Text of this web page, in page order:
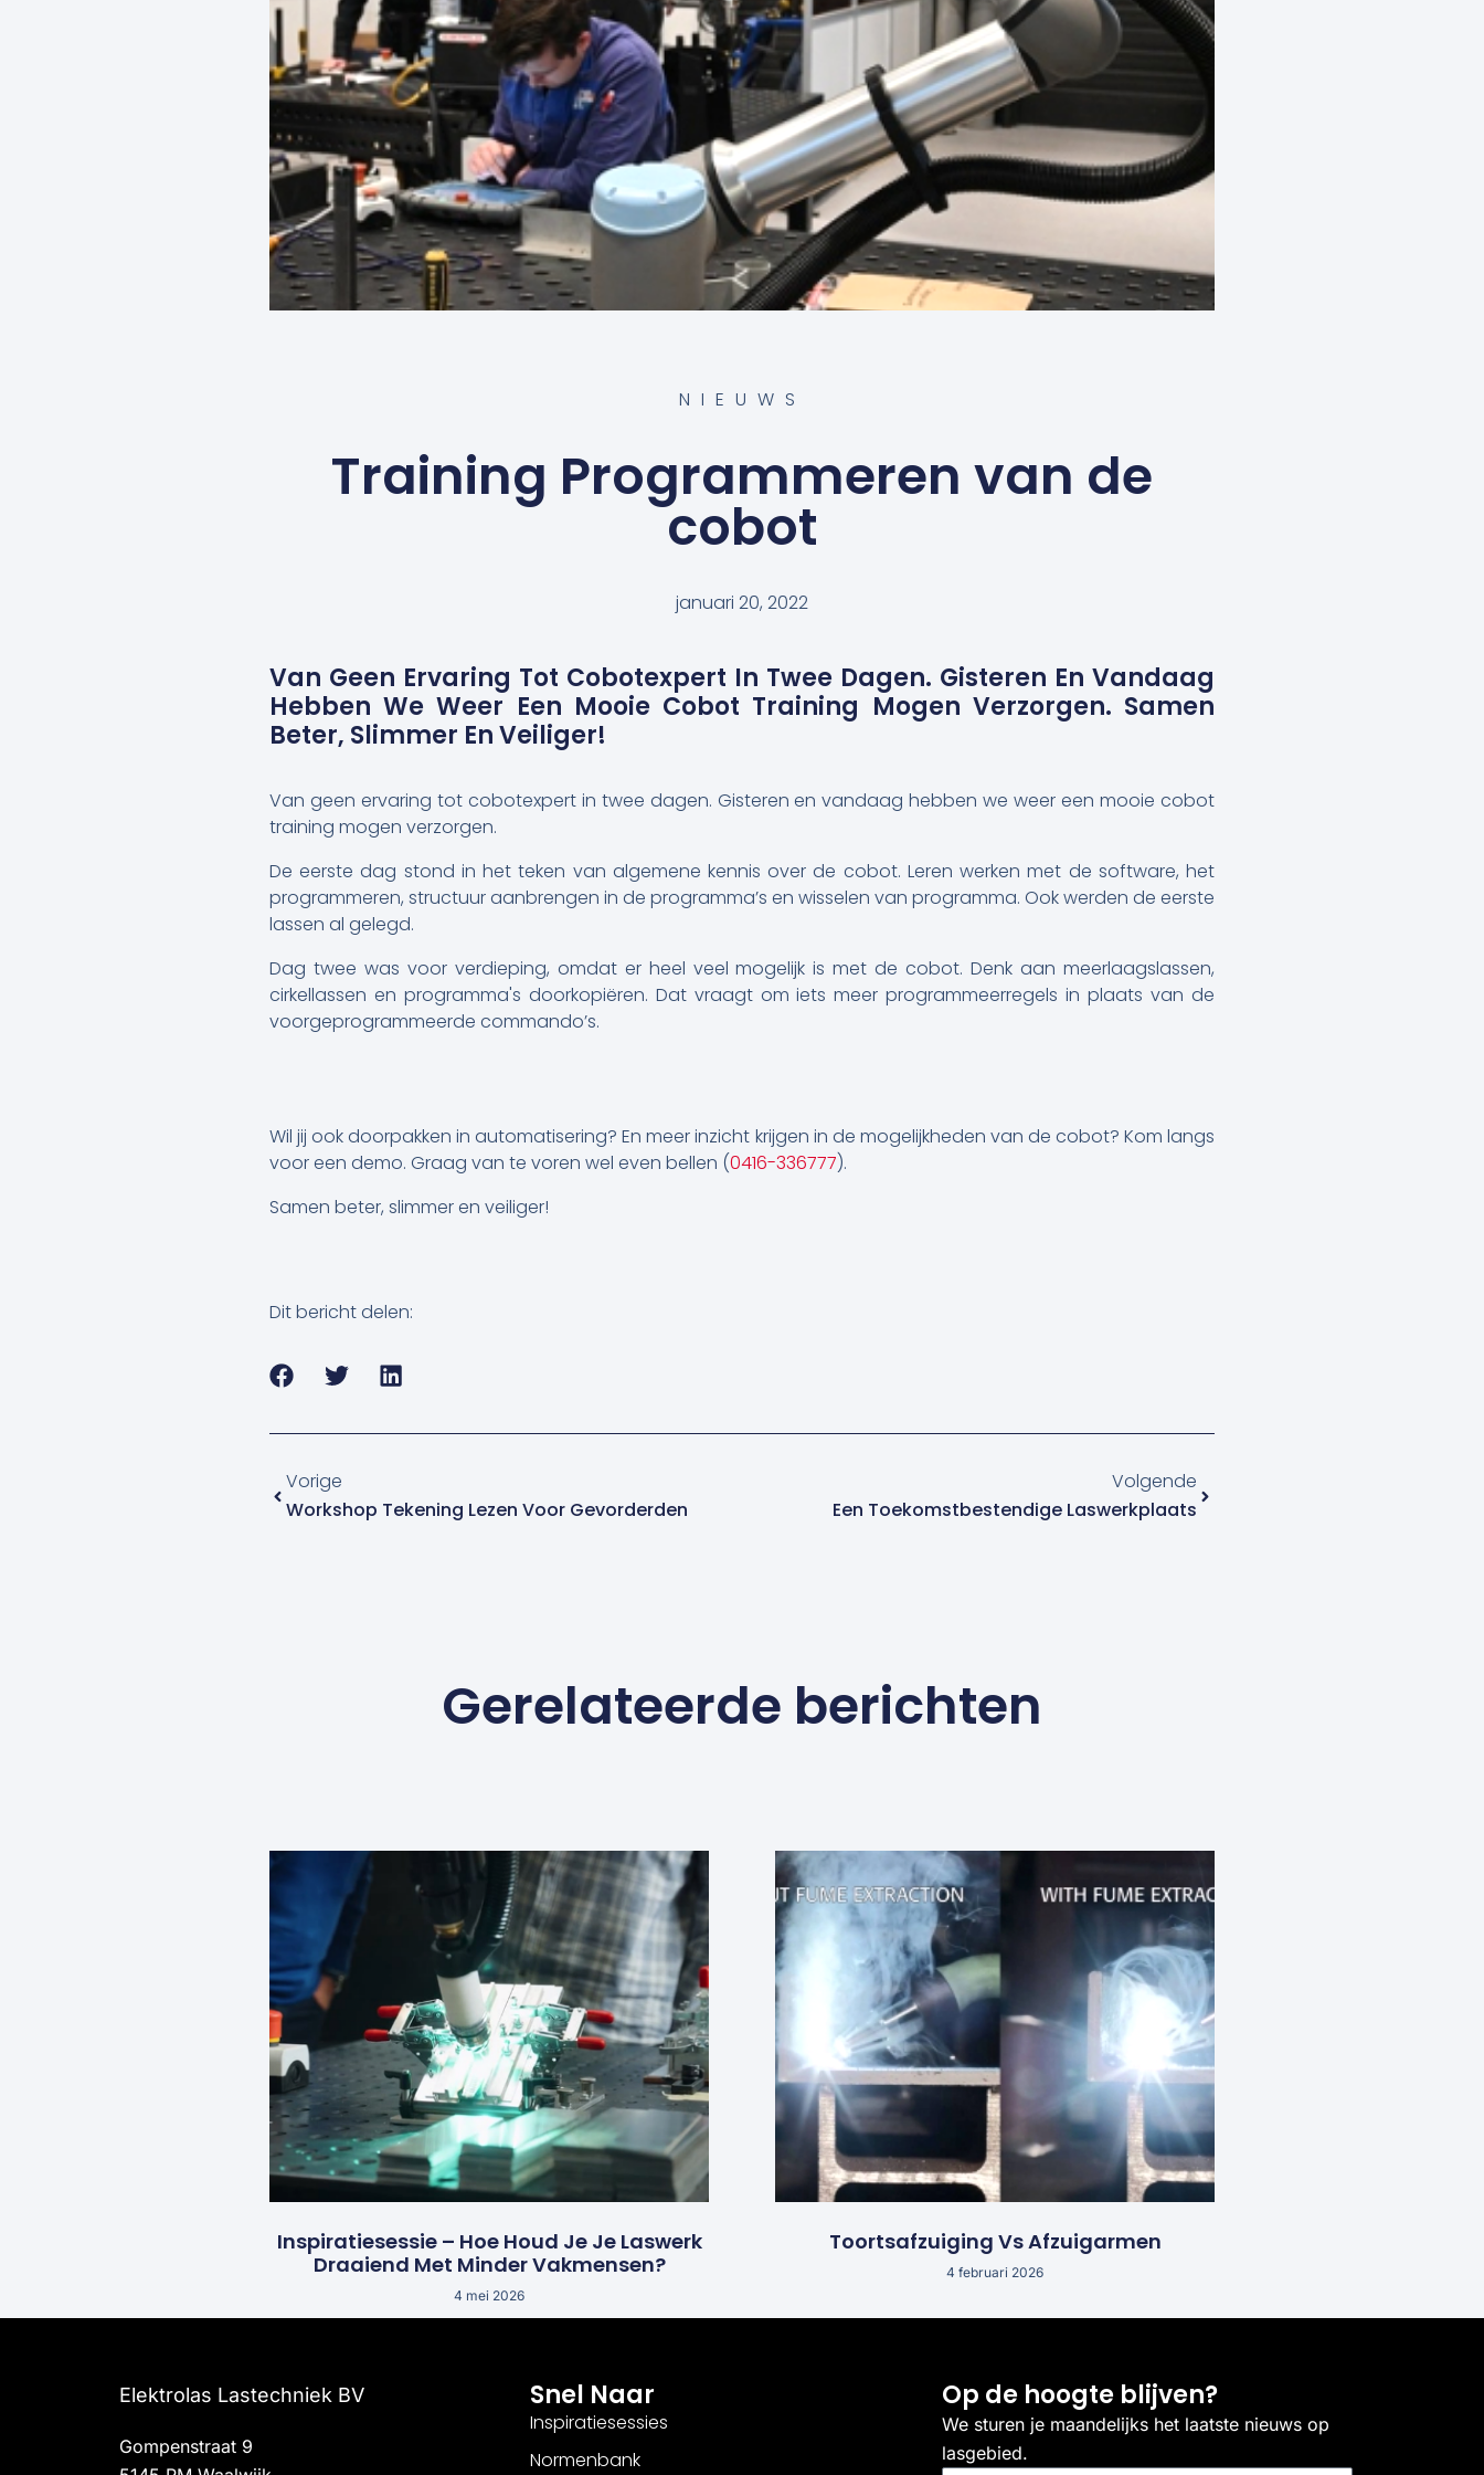
NIEUWS
Training Programmeren van de
cobot
januari 20, 2022
Van Geen Ervaring Tot Cobotexpert In Twee Dagen. Gisteren En Vandaag
Hebben We Weer Een Mooie Cobot Training Mogen Verzorgen. Samen
Beter, Slimmer En Veiliger!
Van geen ervaring tot cobotexpert in twee dagen. Gisteren en vandaag hebben we weer een mooie cobot
training mogen verzorgen.
De eerste dag stond in het teken van algemene kennis over de cobot. Leren werken met de software, het
programmeren, structuur aanbrengen in de programma’s en wisselen van programma. Ook werden de eerste
lassen al gelegd.
Dag twee was voor verdieping, omdat er heel veel mogelijk is met de cobot. Denk aan meerlaagslassen,
cirkellassen en programma's doorkopiëren. Dat vraagt om iets meer programmeerregels in plaats van de
voorgeprogrammeerde commando’s.
Wil jij ook doorpakken in automatisering? En meer inzicht krijgen in de mogelijkheden van de cobot? Kom langs
voor een demo. Graag van te voren wel even bellen (0416-336777).
Samen beter, slimmer en veiliger!
Dit bericht delen:
Vorige
Workshop Tekening Lezen Voor Gevorderden
Volgende
Een Toekomstbestendige Laswerkplaats
Gerelateerde berichten
Inspiratiesessie – Hoe Houd Je Je Laswerk
Draaiend Met Minder Vakmensen?
4 mei 2026
Toortsafzuiging Vs Afzuigarmen
4 februari 2026
Elektrolas Lastechniek BV
Gompenstraat 9
Snel Naar
Inspiratiesessies
Normenbank
Op de hoogte blijven?
We sturen je maandelijks het laatste nieuws op
lasgebied.